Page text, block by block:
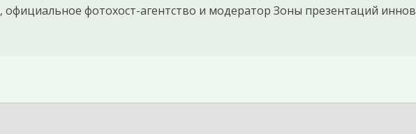
фотохост-агентство и модератор Зоны презентаций